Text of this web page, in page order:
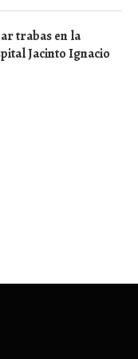
trabas en la
Jacinto Ignacio